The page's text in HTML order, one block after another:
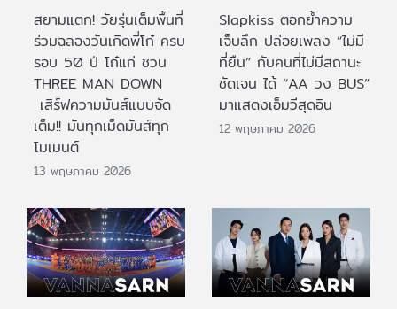
สยามแตก! วัยรุ่นเต็มพื้นที่
ร่วมฉลองวันเกิดพี่โก๋ ครบ
รอบ 50 ปี โก๋แก่ ชวน
THREE MAN DOWN
เสิร์ฟความมันส์แบบจัด
เต็ม!! มันทุกเม็ดมันส์ทุก
โมเมนต์
13 พฤษภาคม 2026
Slapkiss ตอกย้ำความ
เจ็บลึก ปล่อยเพลง “ไม่มี
ที่ยืน” กับคนที่ไม่มีสถานะ
ชัดเจน ได้ “AA วง BUS”
มาแสดงเอ็มวีสุดอิน
12 พฤษภาคม 2026